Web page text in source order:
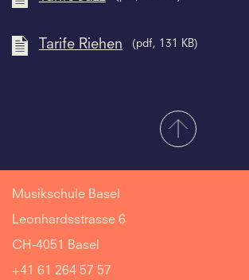
Tarife Riehen (pdf, 131 KB)
Musikschule Basel
Leonhardsstrasse 6
CH-4051 Basel
+41 61 264 57 57